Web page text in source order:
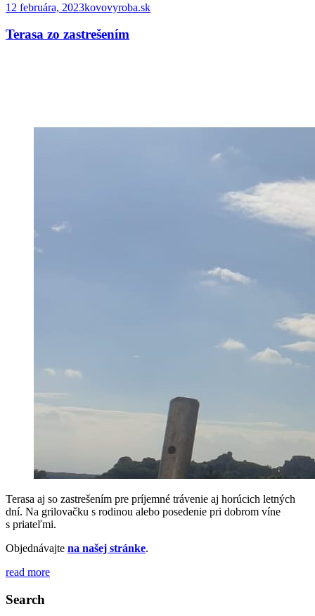
12 februára, 2023kovovyroba.sk
Terasa zo zastrešením
Terasa aj so zastrešením pre príjemné trávenie aj horúcich letných
dní. Na grilovačku s rodinou alebo posedenie pri dobrom víne
s priateľmi.
Objednávajte na našej stránke.
read more
Search